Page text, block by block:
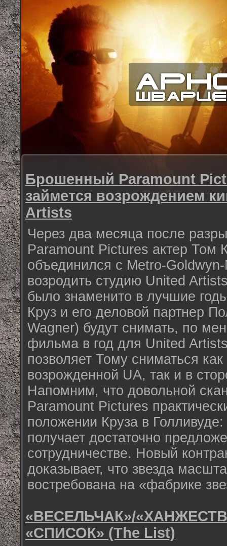
Брошенный Paramount
займется возрождением
Artists
Через два месяца после
Paramount Pictures актер Том
объединился с Metro-
возродить студию United
было знаменито в лучшие
Круз и его деловой партнер
Wagner) будут снимать, по
фильма в год для United
позволяет Тому сниматься
возрожденной UA, так и в
Напомним, что довольной
Paramount Pictures
положении Круза в
получает достаточно
сотрудничестве. Новый
доказывает, что звезда
востребована на «фабрике
«ВЕСЕЛЬЧАК»/
«СПИСОК» (The List)